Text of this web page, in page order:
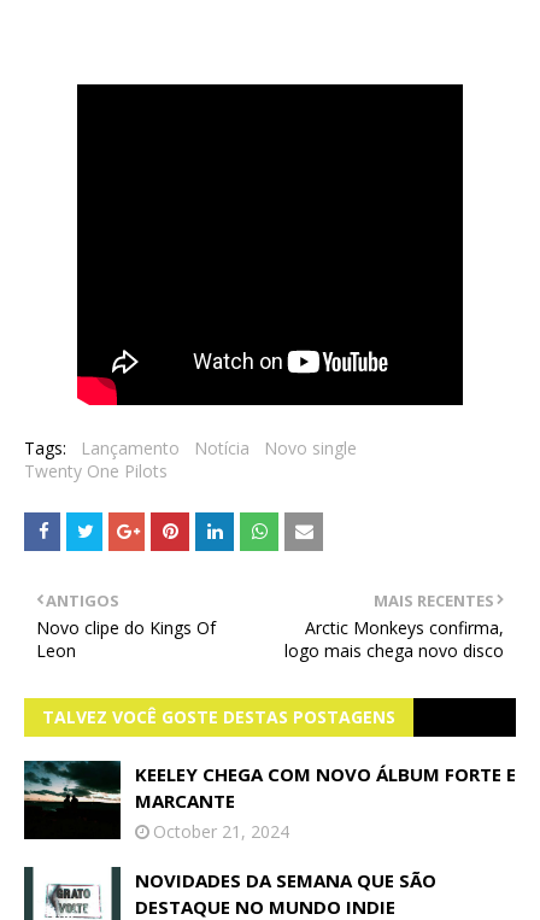
Tags: Lançamento Notícia
Novo single
Twenty One Pilots
MAIS RECENTES
Arctic Monkeys confirma,
logo mais chega novo disco
ANTIGOS
Novo clipe do Kings Of
Leon
TALVEZ VOCÊ GOSTE DESTAS POSTAGENS
KEELEY CHEGA COM NOVO ÁLBUM FORTE E
MARCANTE
October 21, 2024
NOVIDADES DA SEMANA QUE SÃO
DESTAQUE NO MUNDO INDIE